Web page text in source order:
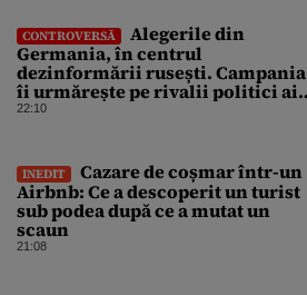
CONTROVERSĂ
Alegerile din
Germania, în centrul
dezinformării rusești. Campania
îi urmărește pe rivalii politici ai
partidului de extremă dreapta
22:10
INEDIT
Cazare de coșmar într-un
Airbnb: Ce a descoperit un turist
sub podea după ce a mutat un
scaun
21:08